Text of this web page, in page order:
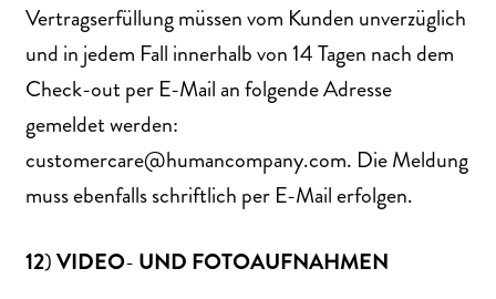
Vertragserfüllung müssen vom Kunden unverzüglich
und in jedem Fall innerhalb von 14 Tagen nach dem
Check-out per E-Mail an folgende Adresse
gemeldet werden:
customercare@humancompany.com. Die Meldung
muss ebenfalls schriftlich per E-Mail erfolgen.
12)VIDEO- UND FOTOAUFNAHMEN